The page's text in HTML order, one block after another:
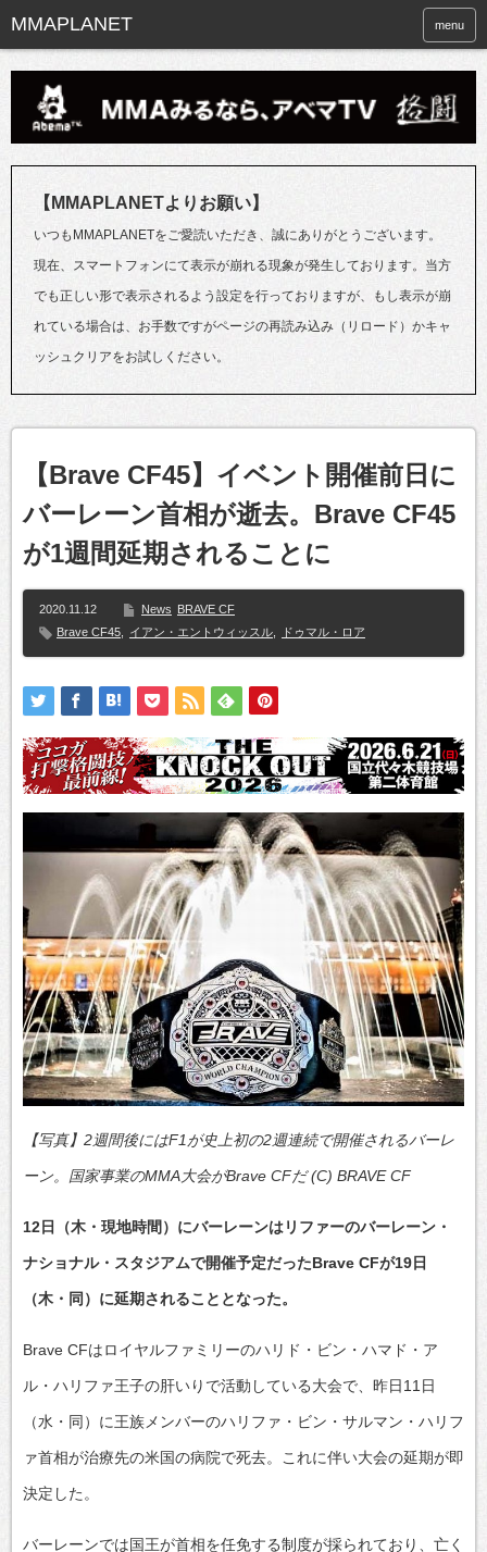
menu
【MMAPLANETよりお願い】
いつもMMAPLANETをご愛読いただき、誠にありがとうございます。
現在、スマートフォンにて表示が崩れる現象が発生しております。当方
でも正しい形で表示されるよう設定を行っておりますが、もし表示が崩
れている場合は、お手数ですがページの再読み込み（リロード）かキャ
ッシュクリアをお試しください。
【Brave CF45】イベント開催前日に
バーレーン首相が逝去。Brave CF45
が1週間延期されることに
2020.11.12 News BRAVE CF
Brave CF45
イアン・エントウィッスル ドゥマル・ロア
【写真】2週間後にはF1が史上初の2週連続で開催されるバーレ
ーン。国家事業のMMA大会がBrave CFだ (C) BRAVE CF
12日（木・現地時間）にバーレーンはリファーのバーレーン・
ナショナル・スタジアムで開催予定だったBrave CFが19日
（木・同）に延期されることとなった。
Brave CFはロイヤルファミリーのハリド・ビン・ハマド・ア
ル・ハリファ王子の肝いりで活動している大会で、昨日11日
（水・同）に王族メンバーのハリファ・ビン・サルマン・ハリフ
ァ首相が治療先の米国の病院で死去。これに伴い大会の延期が即
決定した。
バーレーンでは国王が首相を任免する制度が採られており、亡く